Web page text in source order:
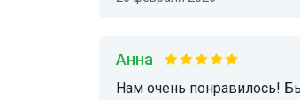
Анна
Нам очень понравилось! Были на экскурсии вдвоем с гидом, посмотрели очень красивое